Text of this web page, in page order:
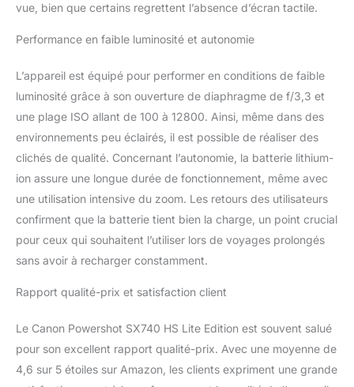
vue, bien que certains regrettent l’absence d’écran tactile.
Performance en faible luminosité et autonomie
L’appareil est équipé pour performer en conditions de faible
luminosité grâce à son ouverture de diaphragme de f/3,3 et
une plage ISO allant de 100 à 12800. Ainsi, même dans des
environnements peu éclairés, il est possible de réaliser des
clichés de qualité. Concernant l’autonomie, la batterie lithium-
ion assure une longue durée de fonctionnement, même avec
une utilisation intensive du zoom. Les retours des utilisateurs
confirment que la batterie tient bien la charge, un point crucial
pour ceux qui souhaitent l’utiliser lors de voyages prolongés
sans avoir à recharger constamment.
Rapport qualité-prix et satisfaction client
Le Canon Powershot SX740 HS Lite Edition est souvent salué
pour son excellent rapport qualité-prix. Avec une moyenne de
4,6 sur 5 étoiles sur Amazon, les clients expriment une grande